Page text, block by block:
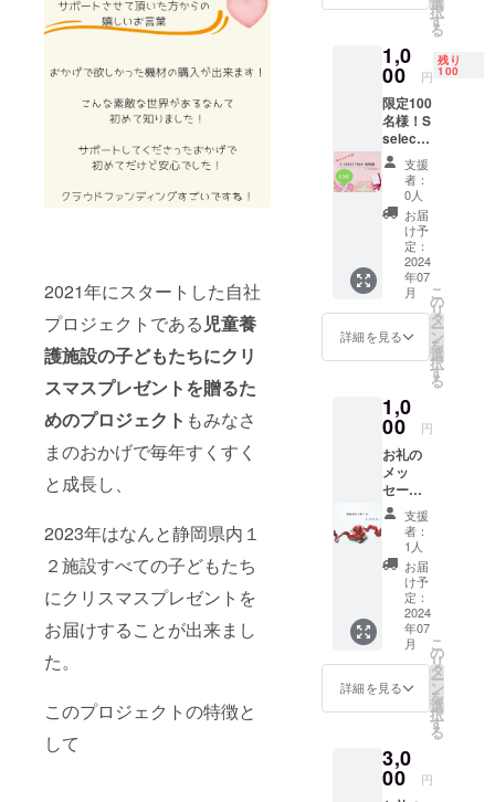
2021年にスタートした自社
プロジェクトである 児童養
護施設の子どもたちにクリ
スマスプレゼントを贈るた
めのプロジェクト もみなさ
まのおかげで毎年すくすく
と成長し、
2023年はなんと静岡県内１
２施設すべての子どもたち
にクリスマスプレゼントを
お届けすることが出来まし
た。
このプロジェクトの特徴と
して
れてい
以外は
通常の
会員と
変わり
ませ
ん。
択
す
る
1,0
00 円
残り
100
限定100
名様！S
selectio
n会員権
月に２
回(第
１・第
３木曜
日２
０：０
０予
定)、各
5プロ
ジェク
ト程
度、 厳
クラウ
ドファ
ンディ
ングの
プロ
ジェク
ト情報
をLINE
にて受
け取る
ことが
出来るS
selectio
nの会員
権で
す。 ま
ずは
selectio
n（LIN
Eオフィ
シャル
支援
者：
0人
お届
け予
定：
2024
年07
月
詳細を見る
こ
の
リ
タ
ー
ン
を
選
択
す
る
1,0
00 円
お礼の
メッ
セージ
CAMPF
IREのシ
ステム
のメッ
セージ
機能を
活用し
て感謝
の気持
ちを込
めたお
礼の
メッ
をお送
りしま
す。
支援
者：
1人
お届
け予
定：
2024
年07
月
詳細を見る
こ
の
リ
タ
ー
ン
を
選
択
す
る
3,0
00 円